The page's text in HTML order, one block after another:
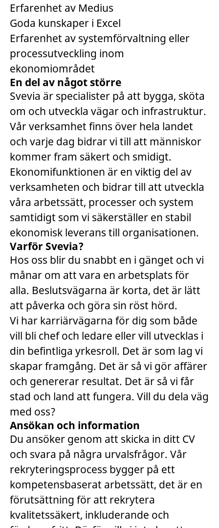
Erfarenhet av Medius
Goda kunskaper i Excel
Erfarenhet av systemförvaltning eller
processutveckling inom
ekonomiområdet
En del av något större
Svevia är specialister på att bygga, sköta
om och utveckla vägar och infrastruktur.
Vår verksamhet finns över hela landet
och varje dag bidrar vi till att människor
kommer fram säkert och smidigt.
Ekonomifunktionen är en viktig del av
verksamheten och bidrar till att utveckla
våra arbetssätt, processer och system
samtidigt som vi säkerställer en stabil
ekonomisk leverans till organisationen.
Varför Svevia?
Hos oss blir du snabbt en i gänget och vi
månar om att vara en arbetsplats för
alla. Beslutsvägarna är korta, det är lätt
att påverka och göra sin röst hörd.
Vi har karriärvägarna för dig som både
vill bli chef och ledare eller vill utvecklas i
din befintliga yrkesroll. Det är som lag vi
skapar framgång. Det är så vi gör affärer
och genererar resultat. Det är så vi får
stad och land att fungera. Vill du dela väg
med oss?
Ansökan och information
Du ansöker genom att skicka in ditt CV
och svara på några urvalsfrågor. Vår
rekryteringsprocess bygger på ett
kompetensbaserat arbetssätt, det är en
förutsättning för att rekrytera
kvalitetssäkert, inkluderande och